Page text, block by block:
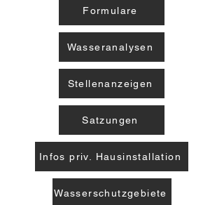
Formulare
Wasseranalysen
Stellenanzeigen
Satzungen
Infos priv. Hausinstallation
Wasserschutzgebiete